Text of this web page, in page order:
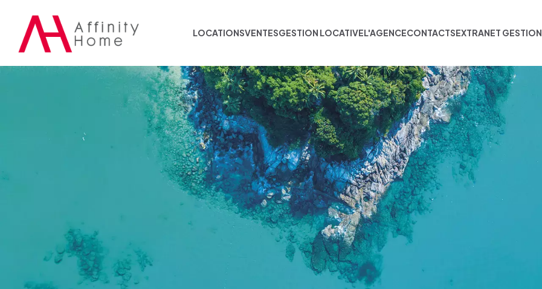
LOCATIONSVENTESGESTION LOCATIVEL'AGENCECONTACTSEXTRANET GESTION